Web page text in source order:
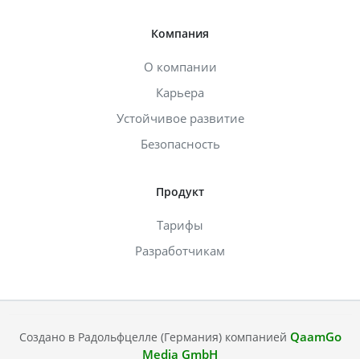
Компания
О компании
Карьера
Устойчивое развитие
Безопасность
Продукт
Тарифы
Разработчикам
Создано в Радольфцелле (Германия) компанией QaamGo
Media GmbH